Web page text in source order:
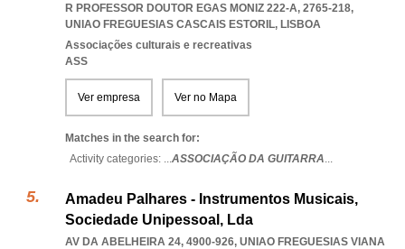
R PROFESSOR DOUTOR EGAS MONIZ 222-A, 2765-218,
UNIAO FREGUESIAS CASCAIS ESTORIL, LISBOA
Associações culturais e recreativas
ASS
Ver empresa Ver no Mapa
Matches in the search for:
Activity categories: ...ASSOCIAÇÃO DA GUITARRA...
Amadeu Palhares - Instrumentos Musicais,
Sociedade Unipessoal, Lda
AV DA ABELHEIRA 24, 4900-926, UNIAO FREGUESIAS VIANA